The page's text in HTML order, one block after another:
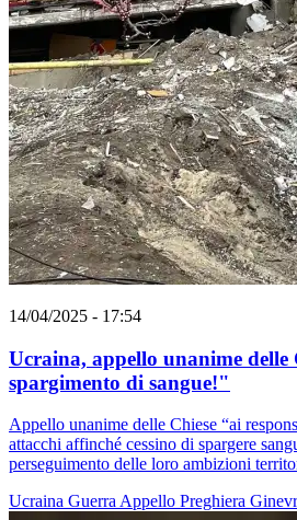
14/04/2025 - 17:54
Ucraina, appello unanime delle
spargimento di sangue!"
Appello unanime delle Chiese “ai
attacchi affinché cessino di spargere
perseguimento delle loro ambizioni
Ucraina GuerraAppello Preghiera